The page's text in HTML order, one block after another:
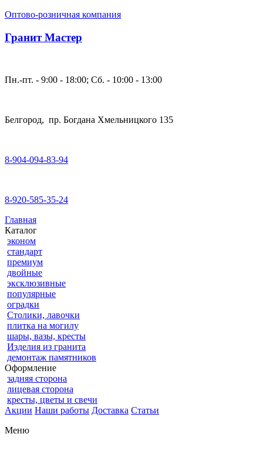
Оптово-розничная компания
Гранит Мастер
Пн.-пт. - 9:00 - 18:00; Сб. - 10:00 - 13:00
Белгород, пр. Богдана Хмельницкого 135
8-904-094-83-94
8-920-585-35-24
Главная
Каталог
эконом
стандарт
премиум
двойные
эксклюзивные
популярные
оградки
Столики, лавочки
плитка на могилу
шары, вазы, кресты
Изделия из гранита
демонтаж памятников
Оформление
задняя сторона
лицевая сторона
кресты, цветы и свечи
Акции Наши работы Доставка Статьи
Меню